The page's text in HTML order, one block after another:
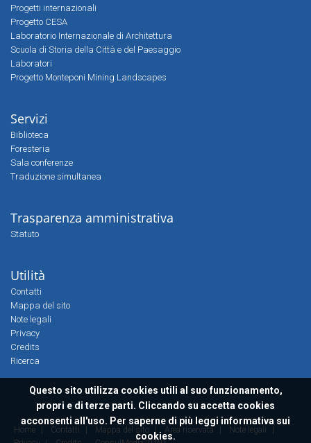
Questo sito utilizza cookies utili al suo funzionamento,
propri e di terze parti. Cliccando su accetta cookies
acconsenti all'uso. Per saperne di più leggi informativa sui
cookies.
Progetti internazionali
Progetto CESA
Laboratorio Internazionale di Architettura
Scuola di Storia della Città e del Paesaggio
Laboratori
Progetto Monteponi Mining Landscapes
Servizi
Biblioteca
Foresteria
Sala conferenze
Traduzione simultanea
Trasparenza amministrativa
Statuto
Utilità
Contatti
Mappa del sito
Note legali
Privacy
Credits
Ricerca
Home Contatti Mappa del sito | Area riservata Note legali